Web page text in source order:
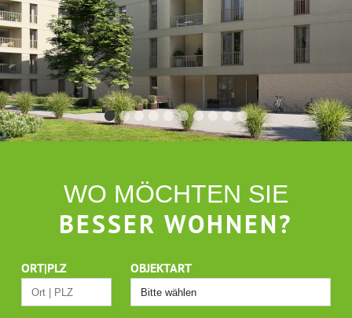
WO MÖCHTEN SIE
BESSER WOHNEN?
ORT|PLZ OBJEKTART